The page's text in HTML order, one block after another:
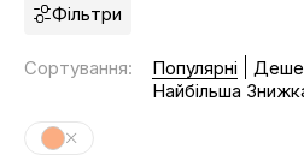
Фільтри
Сортування: Популярні
Найбільша